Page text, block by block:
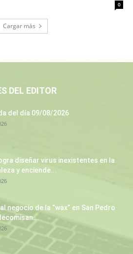
0
Cargar más
DEL EDITOR
del día 09/08/2026
diseñar virus inexistentes en la
y enciende...
negocio de la “wax” en San Pedro